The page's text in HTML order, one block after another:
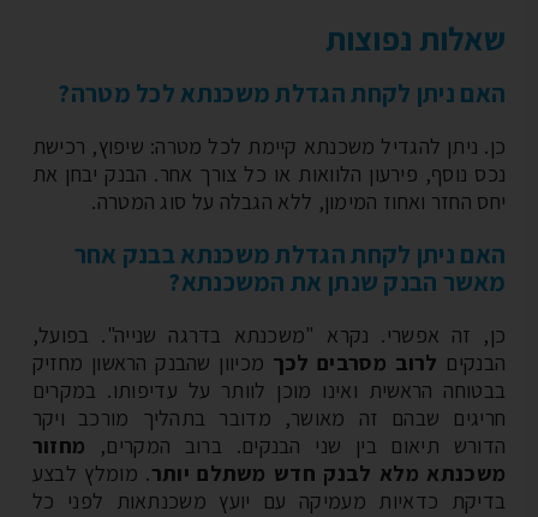
נפוצות
ניתן לקחת הגדלת משכנתא לכל מטרה?
ניתן להגדיל משכנתא קיימת לכל מטרה: שיפוץ, רכישת
נוסף, פירעון הלוואות או כל צורך אחר. הבנק יבחן את
החזר ואחוז המימון, ללא הגבלה על סוג המטרה.
ניתן לקחת הגדלת משכנתא בבנק אחר
הבנק שנתן את המשכנתא?
זה אפשרי. נקרא "משכנתא בדרגה שנייה". בפועל,
לרוב מסרבים לכךמכיוון שהבנק הראשון מחזיק
הראשית ואינו מוכן לוותר על עדיפותו. במקרים
שבהם זה מאושר, מדובר בתהליך מורכב ויקר
תיאום בין שני הבנקים. ברוב המקרים,מחזור
מלא לבנק חדש משתלם יותר. מומלץ לבצע
כדאיות מעמיקה עם יועץ משכנתאות לפני כל